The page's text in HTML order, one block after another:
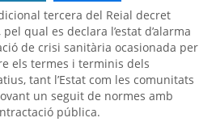
tercera del Reial decret
qual es declara l’estat d’alarma
de crisi sanitària ocasionada per
els termes i terminis dels
tant l’Estat com les comunitats
un seguit de normes amb
pública.